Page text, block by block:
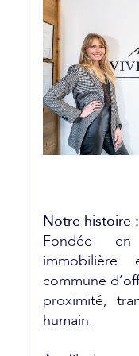
Notre histoire :
Fondée
commune
proximité,
humain.